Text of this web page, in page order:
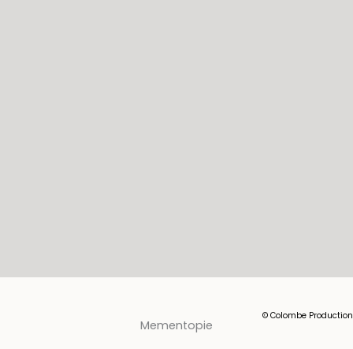
© Colombe Production
Mementopie